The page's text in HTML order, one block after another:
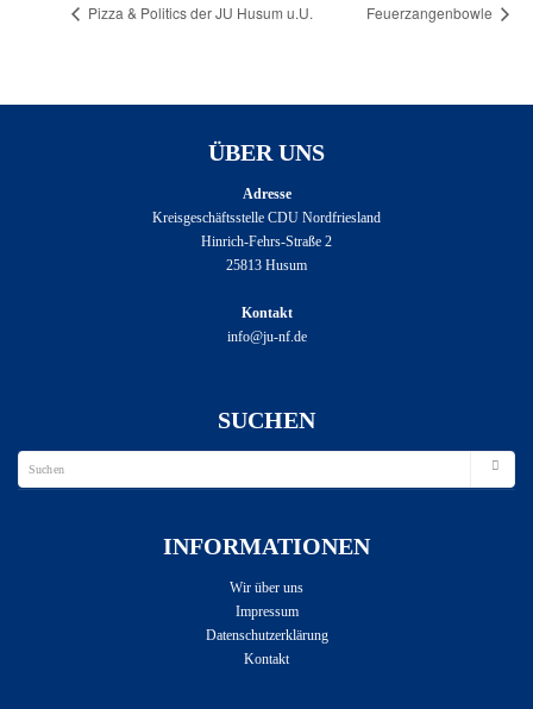
Pizza & Politics der JU Husum u.U. Feuerzangenbowle
ÜBER UNS
Adresse
Kreisgeschäftsstelle CDU Nordfriesland
Hinrich-Fehrs-Straße 2
25813 Husum
Kontakt
info@ju-nf.de
SUCHEN
INFORMATIONEN
Wir über uns
Impressum
Datenschutzerklärung
Kontakt